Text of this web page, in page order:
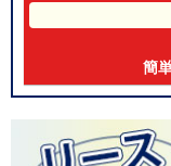
簡